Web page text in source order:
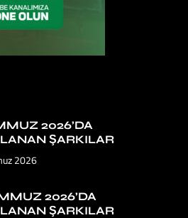
2026’DA
ŞARKILAR
2026
2026’DA
ŞARKILAR